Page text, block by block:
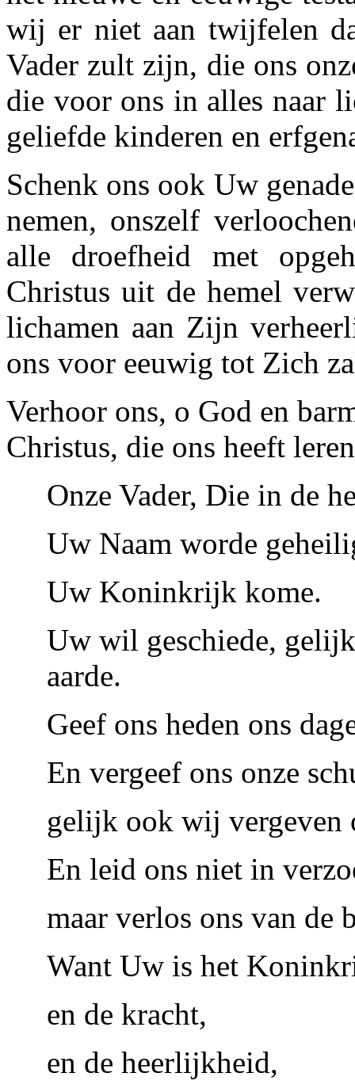
wij er niet aan twijfelen
Vader zult zijn, die ons
die voor ons in alles naar
geliefde kinderen en
Schenk ons ook Uw
nemen, onszelf
alle droefheid met
Christus uit de hemel
lichamen aan Zijn
ons voor eeuwig tot Zich
Verhoor ons, o God en
Christus, die ons heeft
Onze Vader, Die in de
Uw Naam worde
Uw Koninkrijk kome.
Uw wil geschiede,
aarde.
Geef ons heden ons
En vergeef ons onze
gelijk ook wij vergeven
En leid ons niet in
maar verlos ons van de
Want Uw is het
en de kracht,
en de heerlijkheid,